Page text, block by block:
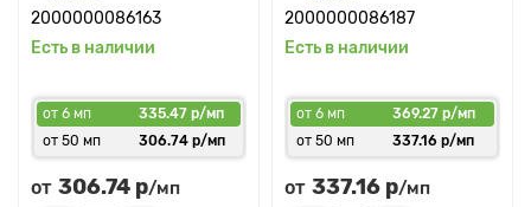
2000000086163
Есть в наличии
от 6 мп
335.47 р/мп
от 50 мп
306.74 р/мп
от 306.74 р/мп
2000000086187
Есть в наличии
от 6 мп
369.27 р/мп
от 50 мп
337.16 р/мп
от 337.16 р/мп